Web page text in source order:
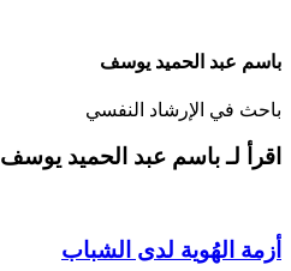
باسم عبد الحميد يوسف
باحث في الإرشاد النفسي
اقرأ لـ باسم عبد الحميد يوسف
أزمة الهُوية لدى الشباب